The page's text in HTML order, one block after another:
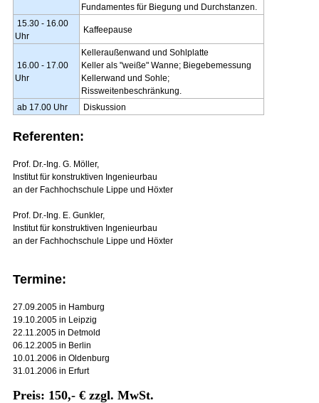
Fundamentes für Biegung und Durchstanzen.
15.30 - 16.00
Uhr
Kaffeepause
16.00 - 17.00
Uhr
Kelleraußenwand und Sohlplatte
Keller als "weiße" Wanne; Biegebemessung
Kellerwand und Sohle;
Rissweitenbeschränkung.
ab 17.00 Uhr
Diskussion
Referenten:
Prof. Dr.-Ing. G. Möller,
Institut für konstruktiven Ingenieurbau
an der Fachhochschule Lippe und Höxter
Prof. Dr.-Ing. E. Gunkler,
Institut für konstruktiven Ingenieurbau
an der Fachhochschule Lippe und Höxter
Termine:
27.09.2005 in Hamburg
19.10.2005 in Leipzig
22.11.2005 in Detmold
06.12.2005 in Berlin
10.01.2006 in Oldenburg
31.01.2006 in Erfurt
Preis: 150,- € zzgl. MwSt.